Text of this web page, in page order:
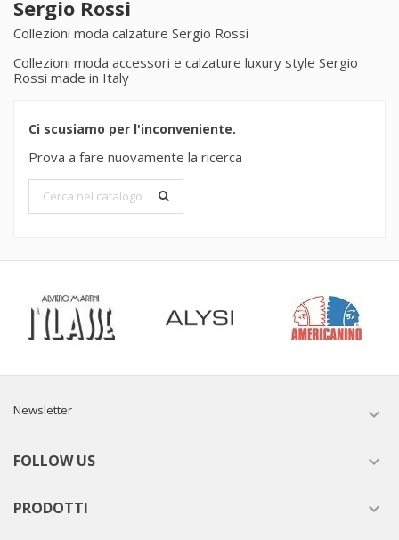
Sergio Rossi
Collezioni moda calzature Sergio Rossi
Collezioni moda accessori e calzature luxury style Sergio
Rossi made in Italy
Ci scusiamo per l'inconveniente.
Prova a fare nuovamente la ricerca
Newsletter 
FOLLOW US 
PRODOTTI 